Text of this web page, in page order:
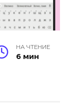
НА ЧТЕНИЕ
6 мин